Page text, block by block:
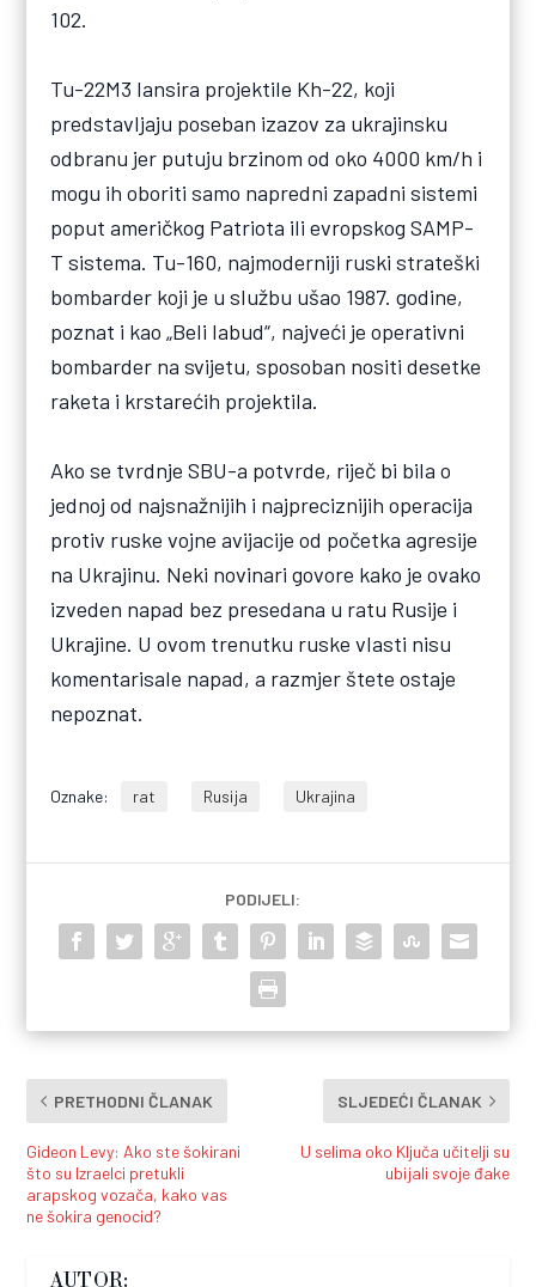
102.
Tu-22M3 lansira projektile Kh-22, koji
predstavljaju poseban izazov za ukrajinsku
odbranu jer putuju brzinom od oko 4000 km/h i
mogu ih oboriti samo napredni zapadni sistemi
poput američkog Patriota ili evropskog SAMP-
T sistema. Tu-160, najmoderniji ruski strateški
bombarder koji je u službu ušao 1987. godine,
poznat i kao „Beli labud“, najveći je operativni
bombarder na svijetu, sposoban nositi desetke
raketa i krstarećih projektila.
Ako se tvrdnje SBU-a potvrde, riječ bi bila o
jednoj od najsnažnijih i najpreciznijih operacija
protiv ruske vojne avijacije od početka agresije
na Ukrajinu. Neki novinari govore kako je ovako
izveden napad bez presedana u ratu Rusije i
Ukrajine. U ovom trenutku ruske vlasti nisu
komentarisale napad, a razmjer štete ostaje
nepoznat.
Oznake: rat Rusija Ukrajina
PODIJELI:
PRETHODNI ČLANAK
Gideon Levy: Ako ste šokirani
što su Izraelci pretukli
arapskog vozača, kako vas
ne šokira genocid?
SLJEDEĆI ČLANAK
U selima oko Ključa učitelji su
ubijali svoje đake
AUTOR: